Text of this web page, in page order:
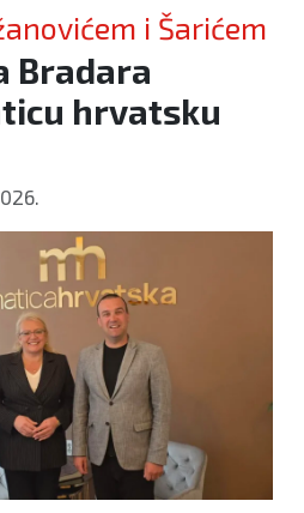
i Šarićem
Bradara
hrvatsku